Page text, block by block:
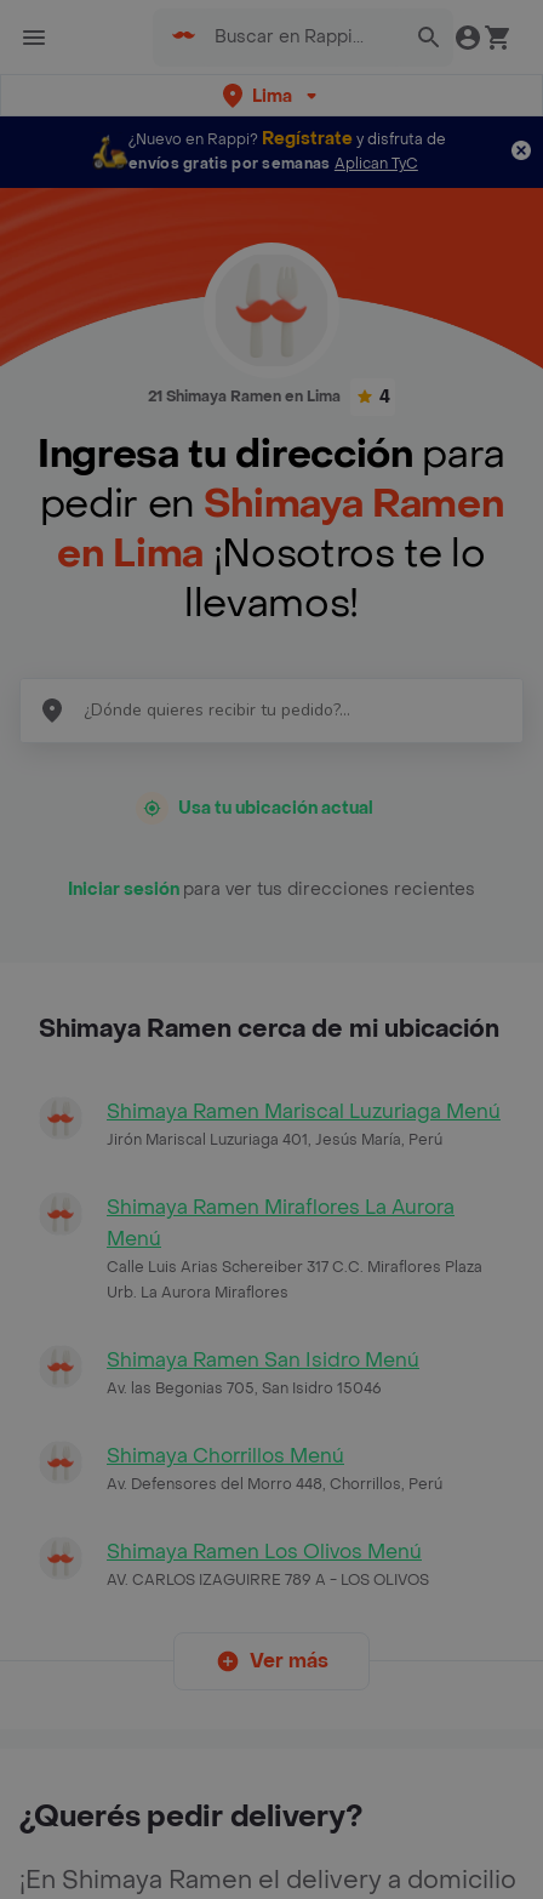
Lima
¿Nuevo en Rappi? Regístratey disfruta de
envíos gratis por semanas Aplican TyC
21 Shimaya Ramen en Lima 4
Ingresa tu dirección para
pedir en Shimaya Ramen
en Lima ¡Nosotros te lo
llevamos!
Usa tu ubicación actual
Iniciar sesión para ver tus direcciones recientes
Shimaya Ramen cerca de mi ubicación
Shimaya Ramen Mariscal Luzuriaga Menú
Jirón Mariscal Luzuriaga 401, Jesús María, Perú
Shimaya Ramen Miraflores La Aurora
Menú
Calle Luis Arias Schereiber 317 C.C. Miraflores Plaza
Urb. La Aurora Miraflores
Shimaya Ramen San Isidro Menú
Av. las Begonias 705, San Isidro 15046
Shimaya Chorrillos Menú
Av. Defensores del Morro 448, Chorrillos, Perú
Shimaya Ramen Los Olivos Menú
AV. CARLOS IZAGUIRRE 789 A - LOS OLIVOS
Ver más
¿Querés pedir delivery?
¡En Shimaya Ramen el delivery a domicilio